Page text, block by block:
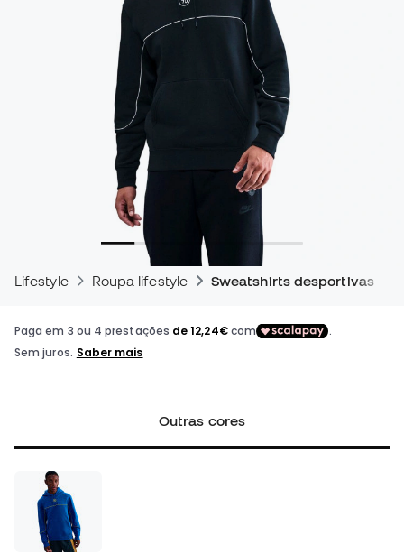
Lifestyle Roupa lifestyle Sweatshirts desportivas
Outras cores